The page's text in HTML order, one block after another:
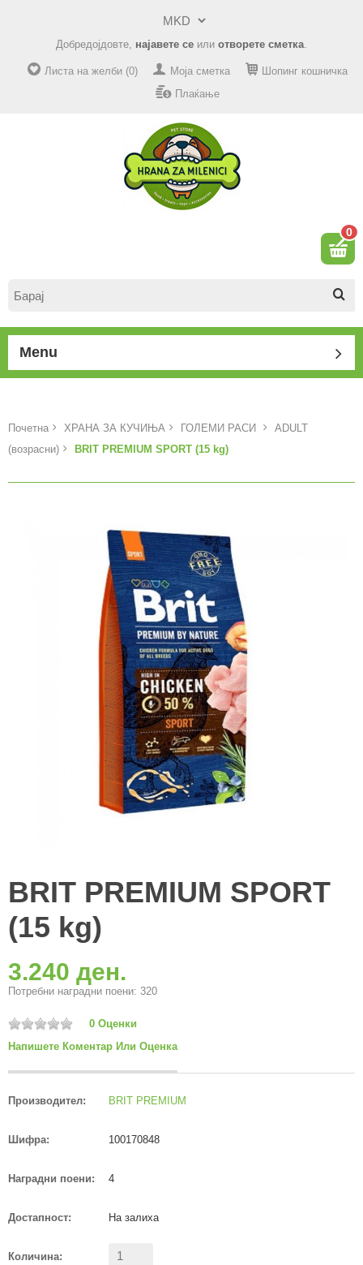
Добредојдовте, најавете се или отворете сметка.
Листа на желби (0) Моја сметка
Шопинг кошничка
Плаќање
0
Menu
Почетна ХРАНА ЗА КУЧИЊА ГОЛЕМИ РАСИ
ADULT
(возрасни)
BRIT PREMIUM SPORT (15 kg)
BRIT PREMIUM SPORT
(15 kg)
3.240 ден.
Потребни наградни поени: 320
0 Оценки
Напишете Коментар Или Оценка
Производител: BRIT PREMIUM
Шифра: 100170848
Наградни поени: 4
Достапност: На залиха
Количина: